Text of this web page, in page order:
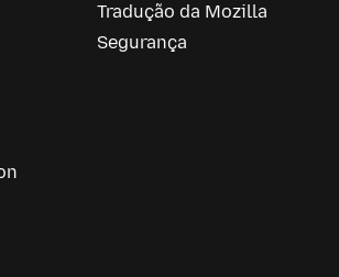
Tradução da Mozilla
Segurança